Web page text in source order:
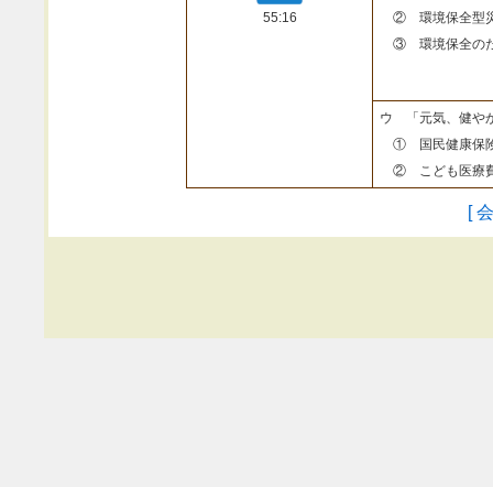
55:16
② 環境保全型
③ 環境保全のた
ウ 「元気、健や
① 国民健康保険
② こども医療費
[